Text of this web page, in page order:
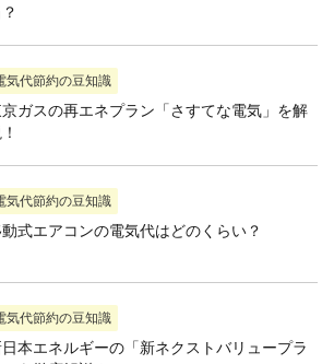
気代節約の豆知識
ガスの再エネプラン「さすてな電気」を解
気代節約の豆知識
式エアコンの電気代はどのくらい？
気代節約の豆知識
日本エネルギーの「新ネクストバリュープラ